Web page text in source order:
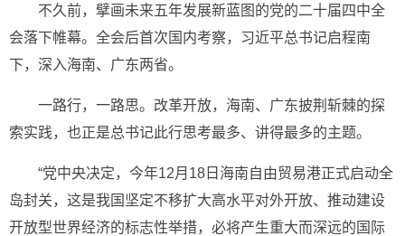
不久前，擘画未来五年发展新蓝图的党的二十届四中全
会落下帷幕。全会后首次国内考察，习近平总书记启程南
下，深入海南、广东两省。
一路行，一路思。改革开放，海南、广东披荆斩棘的探
索实践，也正是总书记此行思考最多、讲得最多的主题。
“党中央决定，今年12月18日海南自由贸易港正式启动全
岛封关，这是我国坚定不移扩大高水平对外开放、推动建设
开放型世界经济的标志性举措，必将产生重大而深远的国际